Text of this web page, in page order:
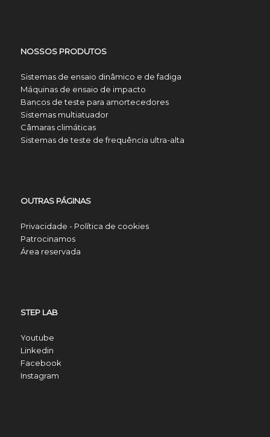
NOSSOS PRODUTOS
Sistemas de ensaio dinâmico e de fadiga
Máquinas de ensaio de impacto
Bancos de teste para amortecedores
Sistemas multiatuador
Câmaras climáticas
Sistemas de teste de frequência ultra-alta
OUTRAS PÁGINAS
Privacidade - Política de cookies
Patrocinamos
Área reservada
STEP LAB
Youtube
Linkedin
Facebook
Instagram